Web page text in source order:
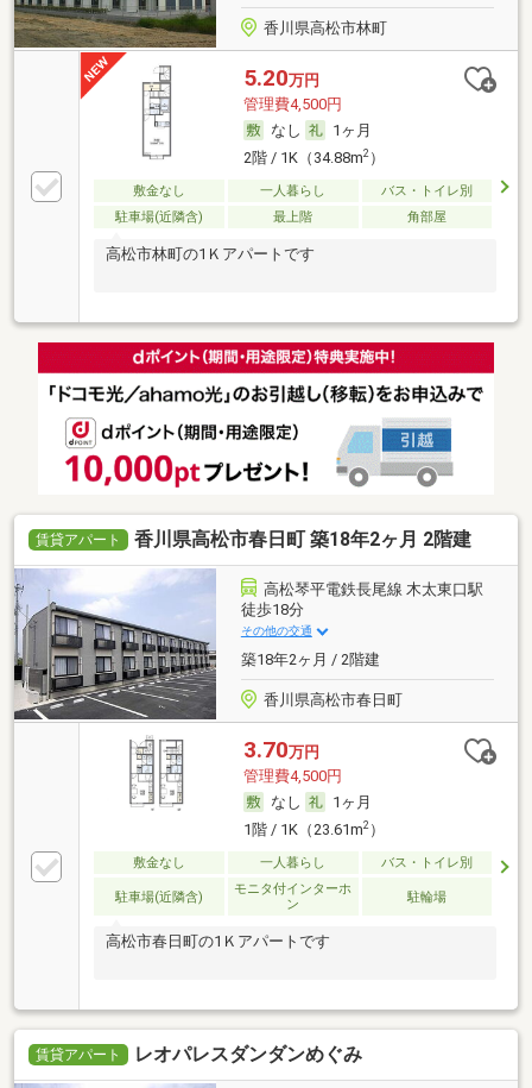
香川県高松市林町
5.20万円
管理費4,500円
なし
1ヶ月
2階 / 1K（34.88m2）
敷金なし 一人暮らし
バス・トイレ別
駐車場(近隣含)
最上階 角部屋
高松市林町の1Ｋアパートです
賃貸アパート 香川県高松市春日町 築18年2ヶ月 2階建
高松琴平電鉄長尾線 木太東口駅
徒歩18分
その他の交通
築18年2ヶ月 / 2階建
香川県高松市春日町
3.70万円
管理費4,500円
なし
1ヶ月
1階 / 1K（23.61m2）
敷金なし 一人暮らし バス・トイレ別
駐車場(近隣含)
モニタ付インターホ
ン
駐輪場
高松市春日町の1Ｋアパートです
賃貸アパート レオパレスダンダンめぐみ